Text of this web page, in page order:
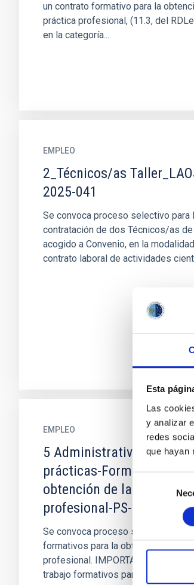
Esta
Las
y analizar
redes
que hayan
consentimiento
un contrato formativo para la
práctica profesional, (11.3, del
en la categoría...
EMPLEO
2_Técnicos/as
2025-041
Se convoca proceso selectivo para
contratación de dos Técnicos/as de
acogido a Convenio, en la
contrato laboral de actividades
EMPLEO
5 Administrativos/as en
prácticas-Formación
obtención de la práctica
profesional-PS-2024-040
Se convoca proceso selectivo de 5
formativos para la obtención de la
profesional. IMPORTANTE Los
trabajo formativos para la...